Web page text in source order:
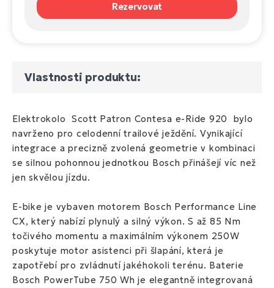
Rezervovat
Vlastnosti produktu:
Elektrokolo Scott Patron Contesa e-Ride 920 bylo
navrženo pro celodenní trailové ježdění. Vynikající
integrace a precizně zvolená geometrie v kombinaci
se silnou pohonnou jednotkou Bosch přinášejí víc než
jen skvělou jízdu.
E-bike je vybaven motorem Bosch Performance Line
CX, který nabízí plynulý a silný výkon. S až 85 Nm
točivého momentu a maximálním výkonem 250W
poskytuje motor asistenci při šlapání, která je
zapotřebí pro zvládnutí jakéhokoli terénu. Baterie
Bosch PowerTube 750 Wh je elegantně integrovaná